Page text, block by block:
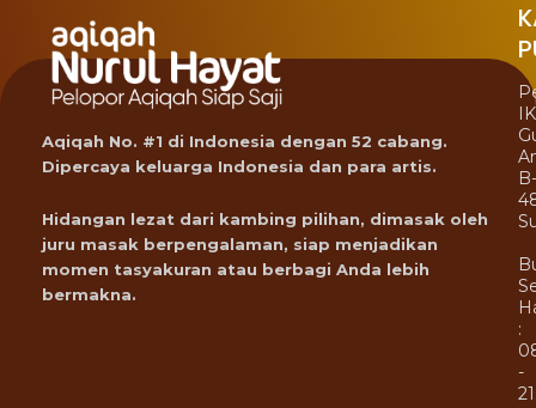
Aqiqah No. #1 di Indonesia dengan 52 cabang.
Dipercaya keluarga Indonesia dan para artis.
Hidangan lezat dari kambing pilihan, dimasak oleh
juru masak berpengalaman, siap menjadikan
momen tasyakuran atau berbagi Anda lebih
bermakna.
B-
:
-